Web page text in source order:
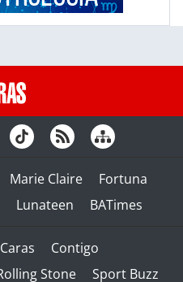
Marie Claire
Fortuna
Lunateen BATimes
Caras
Contigo
Stone Sport Buzz